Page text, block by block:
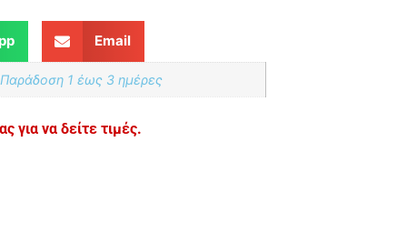
Email
1 έως 3 ημέρες
για να δείτε τιμές.